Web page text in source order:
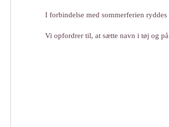
I forbindelse med sommerferien ryddes
Vi opfordrer til, at sætte navn i tøj og